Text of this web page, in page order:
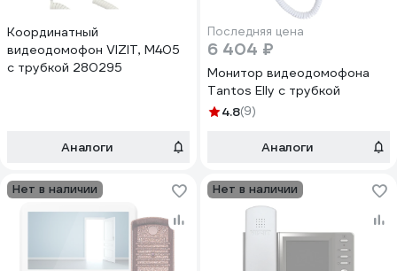
Координатный
видеодомофон VIZIT, M405
с трубкой 280295
Аналоги
Последняя цена
6 404 ₽
Монитор видеодомофона
Tantos Elly с трубкой
4.8(9)
Аналоги
Нет в наличии Нет в наличии